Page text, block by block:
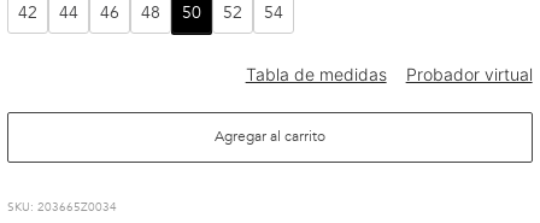
42 44 46 48 50 52 54
Agregar al carrito
:203665Z0034